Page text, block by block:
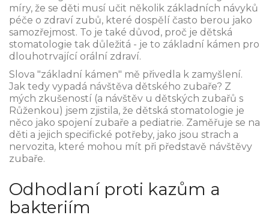
míry, že se děti musí učit několik základních návyků
péče o zdraví zubů, které dospělí často berou jako
samozřejmost. To je také důvod, proč je dětská
stomatologie tak důležitá - je to základní kámen pro
dlouhotrvající orální zdraví.
Slova "základní kámen" mě přivedla k zamyšlení.
Jak tedy vypadá návštěva dětského zubaře? Z
mých zkušeností (a návštěv u dětských zubařů s
Růženkou) jsem zjistila, že dětská stomatologie je
něco jako spojení zubaře a pediatrie. Zaměřuje se na
děti a jejich specifické potřeby, jako jsou strach a
nervozita, které mohou mít při představě návštěvy
zubaře.
Odhodlaní proti kazům a
bakteriím